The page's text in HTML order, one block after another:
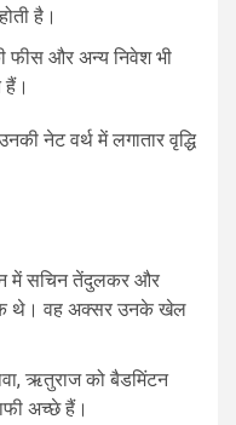
है।
फीस और अन्य निवेश भी
हैं।
नेट वर्थ में लगातार वृद्धि
में सचिन तेंदुलकर और
थे। वह अक्सर उनके खेल
ऋतुराज को बैडमिंटन
अच्छे हैं।